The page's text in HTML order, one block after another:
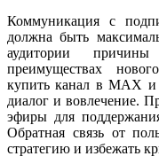
Коммуникация с
должна быть
аудитории
преимуществах
купить канал в MAX и
диалог и вовлечение.
эфиры для
Обратная связь от
стратегию и избежать